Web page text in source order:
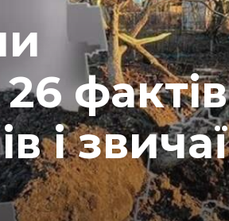
фактів
і